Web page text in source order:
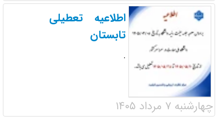
اطلاعیه تعطیلی
تابستان
.
چهارشنبه ۷ مرداد ۱۴۰۵